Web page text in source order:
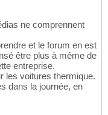
ne comprennent
et le forum en est
être plus à même de
entreprise.
les voitures thermique.
dans la journée, en